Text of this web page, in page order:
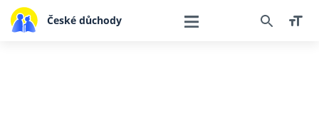
České důchody